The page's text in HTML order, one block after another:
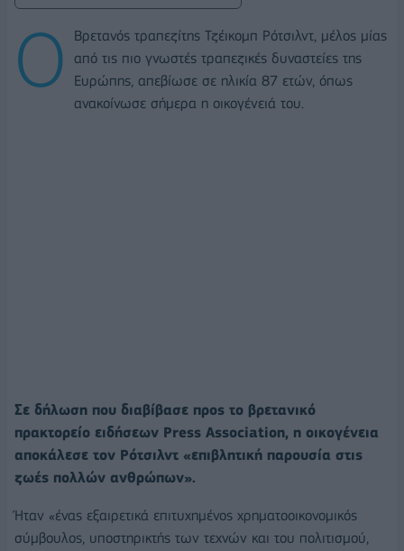
Ο
Βρετανός τραπεζίτης Τζέικομπ Ρότσιλντ, μέλος μίας
από τις πιο γνωστές τραπεζικές δυναστείες της
Ευρώπης, απεβίωσε σε ηλικία 87 ετών, όπως
ανακοίνωσε σήμερα η οικογένειά του.
Σε δήλωση που διαβίβασε προς το βρετανικό
πρακτορείο ειδήσεων Press Association, η οικογένεια
αποκάλεσε τον Ρότσιλντ «επιβλητική παρουσία στις
ζωές πολλών ανθρώπων».
Ήταν «ένας εξαιρετικά επιτυχημένος χρηματοοικονομικός
σύμβουλος, υποστηρικτής των τεχνών και του πολιτισμού,